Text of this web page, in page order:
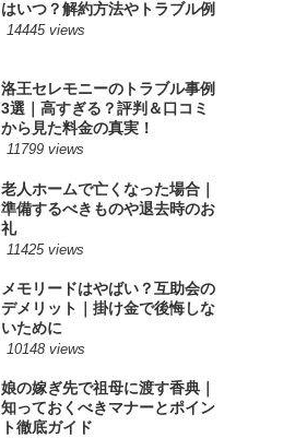
はいつ？解約方法やトラブル例
14445 views
洛王セレモニーのトラブル事例
3選｜高すぎる？評判＆口コミ
から見た料金の真実！
11799 views
老人ホームで亡くなった場合｜
準備するべきものや退去時のお
礼
11425 views
メモリードはやばい？互助会の
デメリット｜掛け金で後悔しな
いために
10148 views
娘の嫁ぎ先で祖母に渡す香典｜
知っておくべきマナーとポイン
ト徹底ガイド